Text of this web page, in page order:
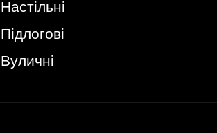
Настільні
Підлогові
Вуличні